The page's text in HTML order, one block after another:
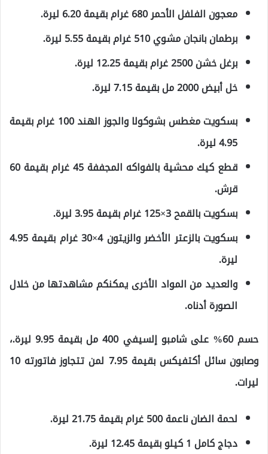
معجون الفلفل الأحمر 680 غرام بقيمة 6.20 ليرة.
برطمان بانجان مشوي 510 غرام بقيمة 5.55 ليرة.
برغل خشن 2500 غرام بقيمة 12.25 ليرة.
خل أبيض 2000 مل بقيمة 7.15 ليرة.
بسكويت مغطس بشوكولا والجوز الهند 100 غرام بقيمة
4.95 ليرة.
قطع كيك محشية بالفواكه المجففة 45 غرام بقيمة 60
قرش.
بسكويت بالقمح 3×125 غرام بقيمة 3.95 ليرة.
بسكويت بالزعتر الأخضر والزيتون 4×30 غرام بقيمة 4.95
ليرة.
والعديد من المواد الأخرى يمكنكم مشاهدتها من خلال
الصورة أدناه.
حسم 60% على شامبو إلسيفي 400 مل بقيمة 9.95 ليرة.،
وصابون سائل أكتفيكس بقيمة 7.95 لمن تتجاوز فاتورته 10
ليرات.
لحمة الضان ناعمة 500 غرام بقيمة 21.75 ليرة.
دجاج كامل 1 كيلو بقيمة 12.45 ليرة.